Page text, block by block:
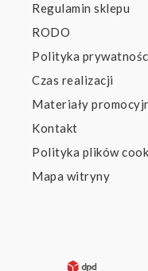
Regulamin sklepu
RODO
Polityka
Czas realizacji
Materiały
Kontakt
Polityka plików
Mapa witryny